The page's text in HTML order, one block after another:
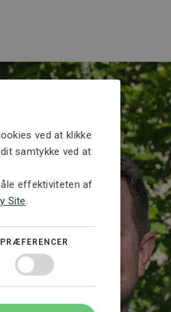
ved at klikke
samtykke ved at
effektiviteten af
Site.
PRÆFERENCER